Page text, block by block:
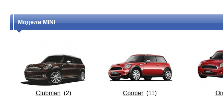
Модели MINI
Clubman (2) Cooper (11)